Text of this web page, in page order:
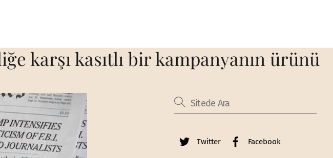
karşı kasıtlı bir kampanyanın ürünü
Twitter Facebook